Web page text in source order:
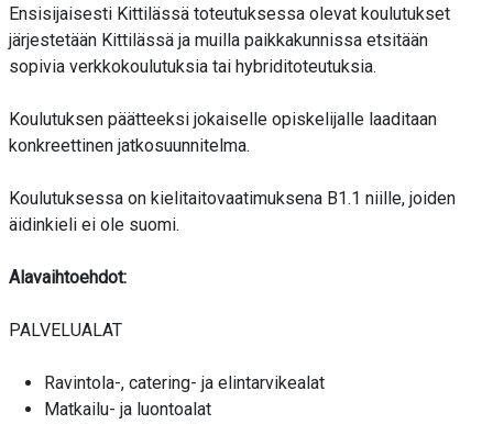
Ensisijaisesti Kittilässä toteutuksessa olevat koulutukset
järjestetään Kittilässä ja muilla paikkakunnissa etsitään
sopivia verkkokoulutuksia tai hybriditoteutuksia.
Koulutuksen päätteeksi jokaiselle opiskelijalle laaditaan
konkreettinen jatkosuunnitelma.
Koulutuksessa on kielitaitovaatimuksena B1.1 niille, joiden
äidinkieli ei ole suomi.
Alavaihtoehdot:
PALVELUALAT
Ravintola-, catering- ja elintarvikealat
Matkailu- ja luontoalat